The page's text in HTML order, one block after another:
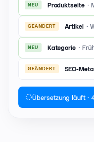
NEU Produktseite ·
GEÄNDERT Artikel ·
NEU Kategorie ·
GEÄNDERT SEO-
Übersetzung läuft ·